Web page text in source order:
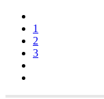
1
2
3